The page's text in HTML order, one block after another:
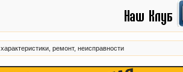
характеристики, ремонт, неисправности